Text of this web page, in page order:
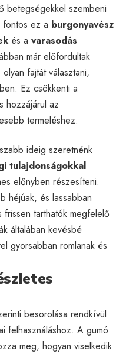
betegségekkel szembeni
fontos ez a burgonyavész
és a varasodás
már előfordultak
fajtát választani,
Ez csökkenti a
hozzájárul az
termeléshez.
ideig szeretnénk
tulajdonságokkal
előnyben részesíteni.
héjúak, és lassabban
tarthatók megfelelő
általában kevésbé
gyorsabban romlanak és
besorolása rendkívül
felhasználáshoz. A gumó
meg, hogyan viselkedik